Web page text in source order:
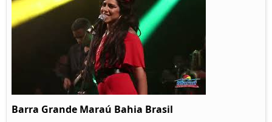
Barra Grande Maraú Bahia Brasil